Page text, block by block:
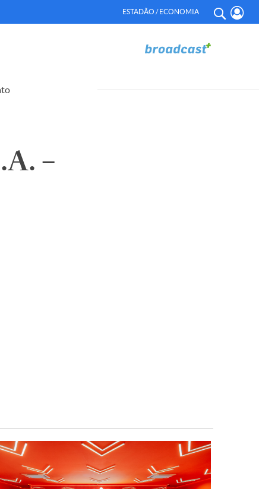
ESTADÃO / ECONOMIA
–